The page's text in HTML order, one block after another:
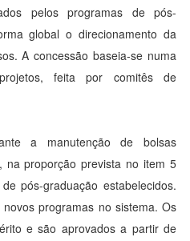
pelos programas de pós-
global o direcionamento da
A concessão baseia-se numa
feita por comitês de
a manutenção de bolsas
na proporção prevista no item 5
pós-graduação estabelecidos.
programas no sistema. Os
e são aprovados a partir de